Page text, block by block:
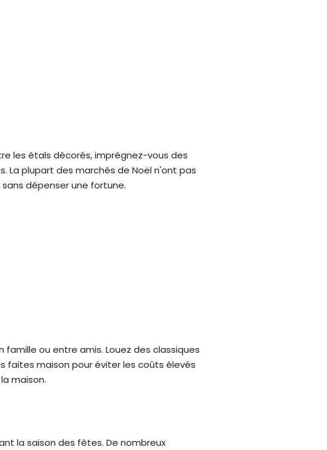
les étals décorés, imprégnez-vous des
La plupart des marchés de Noël n'ont pas
dépenser une fortune.
ou entre amis. Louez des classiques
faites maison pour éviter les coûts élevés
maison.
la saison des fêtes. De nombreux